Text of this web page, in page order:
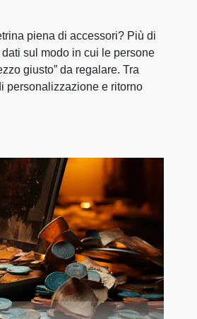
piena di accessori? Più di
sul modo in cui le persone
giusto” da regalare. Tra
personalizzazione e ritorno